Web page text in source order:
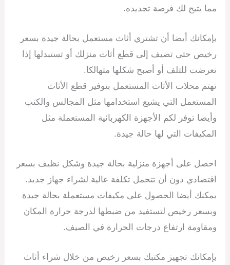
مما يتيح لك فرصة تجديده.
بإمكانك أيضا أن تشتري أثاث مستعمل بحالة جيدة بسعر
رخيص حتى تضيف إلى قطع أثاث منزلك أو تستبدلها إذا
تعرضت للتلف أو أصبح شكلها متهالكا.
تهتم محلات الأثاث المستعمل بتوفير قطع الأثاث
المستعمل التي يشيع استخدامها مثل المجالس والكنب
وأيضا توفر لكم الأجهزة الكهربائية المستعملة مثل
المكيفات التي لها حالة جيدة.
احصل على أجهزة منزلية بحالة جيدة وشكل نظيف بسعر
اقتصادي دون أن تتحمل تكلفة عالية لشراء جهاز جديد.
يمكنك أيضا الحصول على مكيفات مستعملة بحالة جيدة
وبسعر رخيص لتستفيد من ضبطها لدرجة حرارة المكان
ومقاومة ارتفاع درجات الحرارة في الصيف.
بإمكانك تجهيز مكتبك بسعر رخيص من خلال شراء أثاث